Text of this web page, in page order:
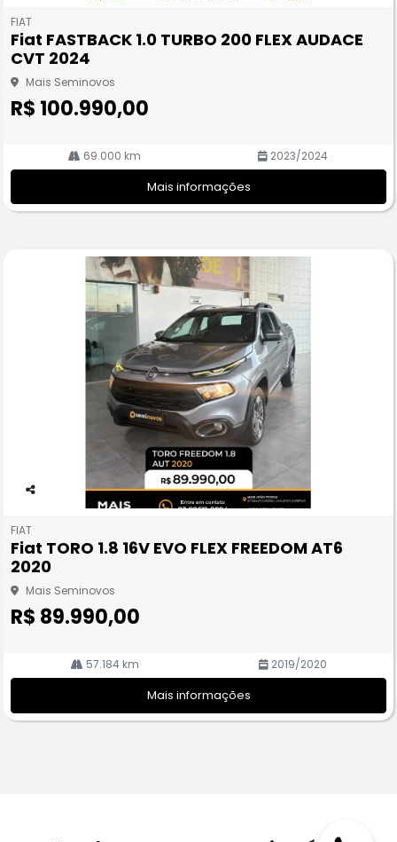
pa
rtil
he
FIAT
Fiat FASTBACK 1.0 TURBO 200 FLEX AUDACE
CVT 2024
Mais Seminovos
R$ 100.990,00
69.000 km 2023/2024
Mais informações
pa
rtil
he
FIAT
Fiat TORO 1.8 16V EVO FLEX FREEDOM AT6
2020
Mais Seminovos
R$ 89.990,00
57.184 km 2019/2020
Mais informações